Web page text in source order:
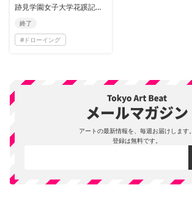
跡見学園女子大学花蹊記念資料館
終了
# ドローイング
アートの最新情報を、毎週お届けします。
登録は無料です。